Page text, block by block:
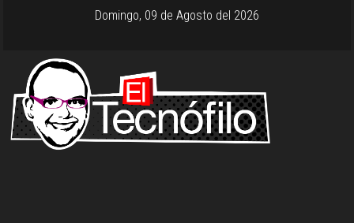
Domingo, 09 de Agosto del 2026